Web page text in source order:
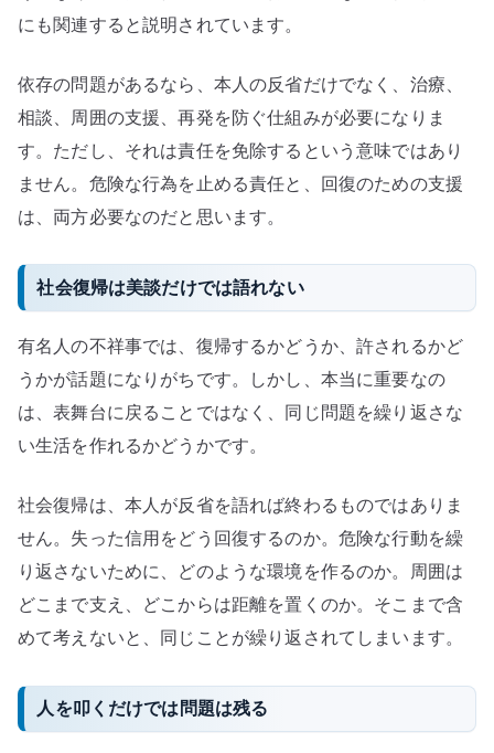
にも関連すると説明されています。
依存の問題があるなら、本人の反省だけでなく、治療、
相談、周囲の支援、再発を防ぐ仕組みが必要になりま
す。ただし、それは責任を免除するという意味ではあり
ません。危険な行為を止める責任と、回復のための支援
は、両方必要なのだと思います。
社会復帰は美談だけでは語れない
有名人の不祥事では、復帰するかどうか、許されるかど
うかが話題になりがちです。しかし、本当に重要なの
は、表舞台に戻ることではなく、同じ問題を繰り返さな
い生活を作れるかどうかです。
社会復帰は、本人が反省を語れば終わるものではありま
せん。失った信用をどう回復するのか。危険な行動を繰
り返さないために、どのような環境を作るのか。周囲は
どこまで支え、どこからは距離を置くのか。そこまで含
めて考えないと、同じことが繰り返されてしまいます。
人を叩くだけでは問題は残る